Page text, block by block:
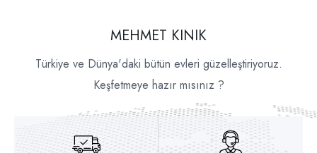
MEHMET KINIK
Türkiye ve Dünya'daki bütün evleri güzelleştiriyoruz.
Keşfetmeye hazır mısınız ?